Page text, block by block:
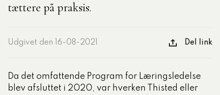
tættere på praksis.
Udgivet den 16-08-2021 Del link
Da det omfattende Program for Læringsledelse
blev afsluttet i 2020, var hverken Thisted eller